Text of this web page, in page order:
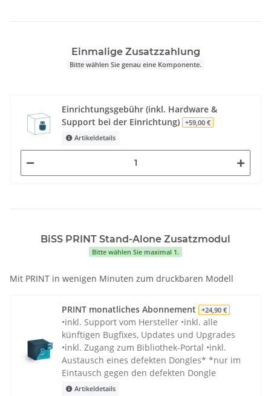
Einmalige Zusatzzahlung
Bitte wählen Sie genau eine Komponente.
Einrichtungsgebühr (inkl. Hardware &
Support bei der Einrichtung)
+59,00 €
Artikeldetails
BiSS PRINT Stand-Alone Zusatzmodul
Bitte wählen Sie maximal 1.
Mit PRINT in wenigen Minuten zum druckbaren Modell
PRINT monatliches Abonnement +24,90 €
•inkl. Support vom Hersteller •inkl. alle
künftigen Bugfixes, Updates und Upgrades
•inkl. Zugang zum Bibliothek-Portal •inkl.
Austausch eines defekten Dongles* *nur im
Eintausch gegen den defekten Dongle
Artikeldetails